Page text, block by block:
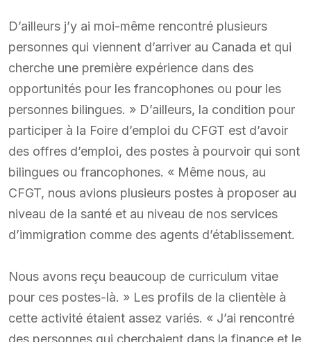
D’ailleurs j’y ai moi-même rencontré plusieurs
personnes qui viennent d’arriver au Canada et qui
cherche une première expérience dans des
opportunités pour les francophones ou pour les
personnes bilingues. » D’ailleurs, la condition pour
participer à la Foire d’emploi du CFGT est d’avoir
des offres d’emploi, des postes à pourvoir qui sont
bilingues ou francophones. « Même nous, au
CFGT, nous avions plusieurs postes à proposer au
niveau de la santé et au niveau de nos services
d’immigration comme des agents d’établissement.
Nous avons reçu beaucoup de curriculum vitae
pour ces postes-là. » Les profils de la clientèle à
cette activité étaient assez variés. « J’ai rencontré
des personnes qui cherchaient dans la finance et le